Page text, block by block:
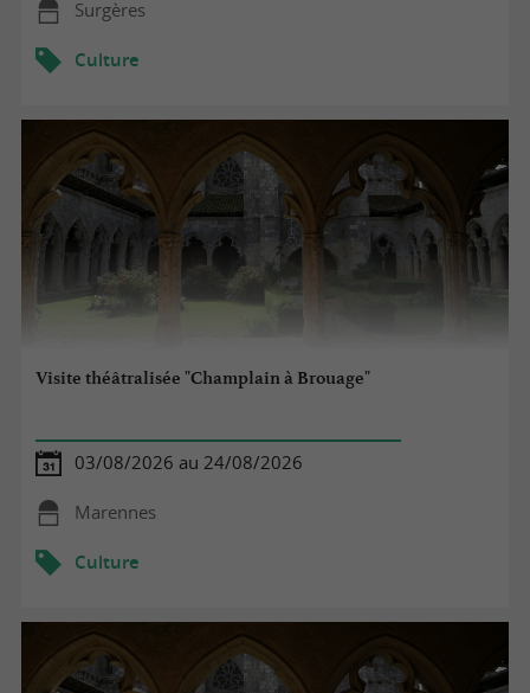
Surgères
Culture
Visite théâtralisée "Champlain à Brouage"
03/08/2026 au 24/08/2026
Marennes
Culture